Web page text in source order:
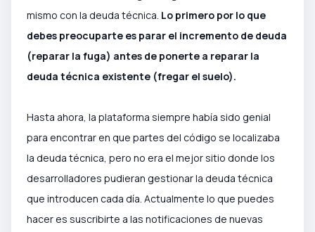
mismo con la deuda técnica. Lo primero por lo que
debes preocuparte es parar el incremento de deuda
(reparar la fuga) antes de ponerte a reparar la
deuda técnica existente (fregar el suelo).
Hasta ahora, la plataforma siempre había sido genial
para encontrar en que partes del código se localizaba
la deuda técnica, pero no era el mejor sitio donde los
desarrolladores pudieran gestionar la deuda técnica
que introducen cada día. Actualmente lo que puedes
hacer es suscribirte a las notificaciones de nuevas